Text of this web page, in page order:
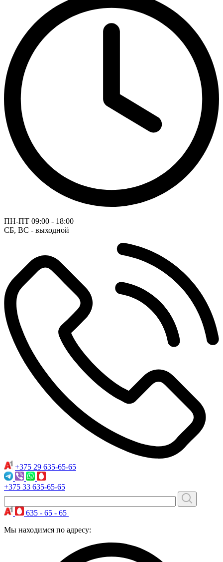
ПН-ПТ 09:00 - 18:00
СБ, ВС - выходной
+375 29 635-65-65
+375 33 635-65-65
635 - 65 - 65
Мы находимся по адресу: